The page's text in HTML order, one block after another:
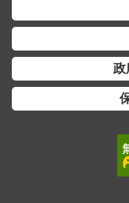
資
開
放
政